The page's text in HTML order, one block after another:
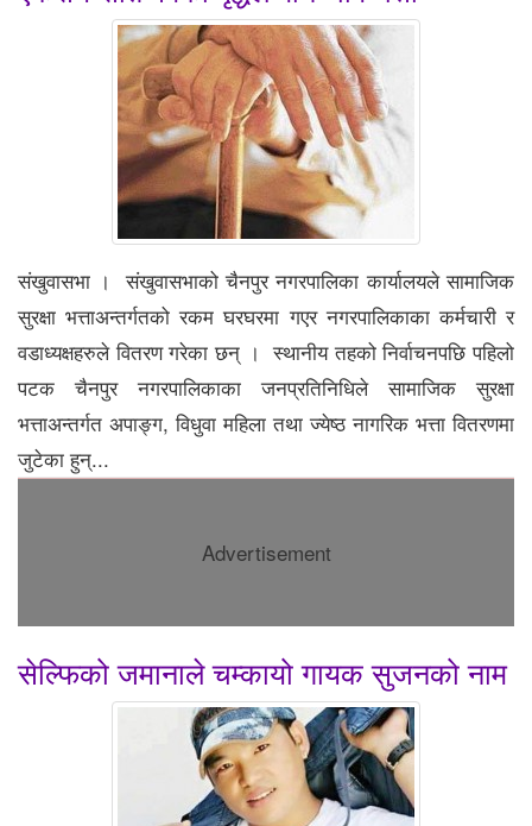
संखुवासभा । संखुवासभाको चैनपुर नगरपालिका कार्यालयले सामाजिक
सुरक्षा भत्ताअन्तर्गतको रकम घरघरमा गएर नगरपालिकाका कर्मचारी र
वडाध्यक्षहरुले वितरण गरेका छन् । स्थानीय तहको निर्वाचनपछि पहिलो
पटक चैनपुर नगरपालिकाका जनप्रतिनिधिले सामाजिक सुरक्षा
भत्ताअन्तर्गत अपाङ्ग, विधुवा महिला तथा ज्येष्ठ नागरिक भत्ता वितरणमा
जुटेका हुन्...
Advertisement
सेल्फिको जमानाले चम्कायो गायक सुजनको नाम